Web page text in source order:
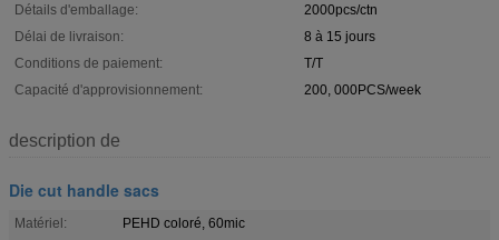
Détails d'emballage:
2000pcs/ctn
Délai de livraison:
8 à 15 jours
Conditions de paiement:
T/T
Capacité d'approvisionnement:
200, 000PCS/week
description de
Die cut handle sacs
Matériel:
PEHD coloré, 60mic